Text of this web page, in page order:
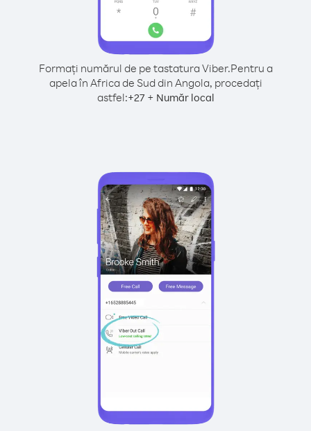
Formați numărul de pe tastatura Viber.Pentru a
apela în Africa de Sud din Angola, procedați
astfel:+27+ Număr local